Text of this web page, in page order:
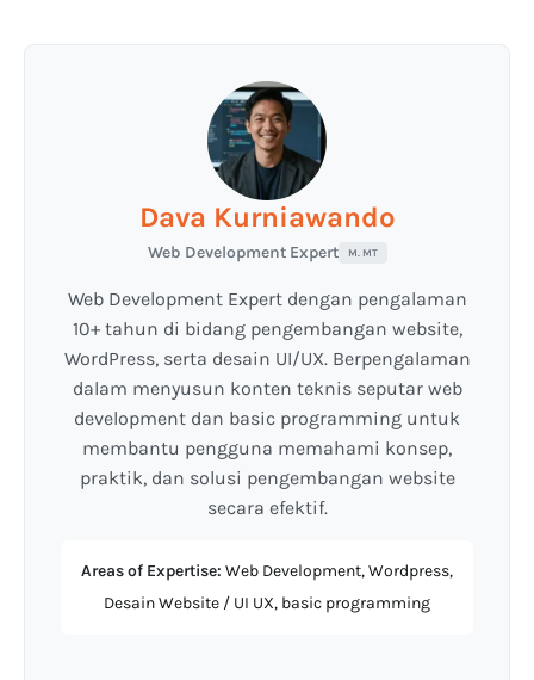
Dava Kurniawando
Web Development Expert M. MT
Web Development Expert dengan pengalaman
10+ tahun di bidang pengembangan website,
WordPress, serta desain UI/UX. Berpengalaman
dalam menyusun konten teknis seputar web
development dan basic programming untuk
membantu pengguna memahami konsep,
praktik, dan solusi pengembangan website
secara efektif.
Areas of Expertise: Web Development, Wordpress,
Desain Website / UI UX, basic programming